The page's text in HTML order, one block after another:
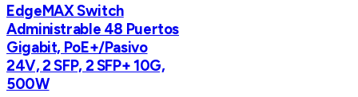
EdgeMAX Switch
Administrable 48 Puertos
Gigabit, PoE+/Pasivo
24V, 2 SFP, 2 SFP+ 10G,
500W